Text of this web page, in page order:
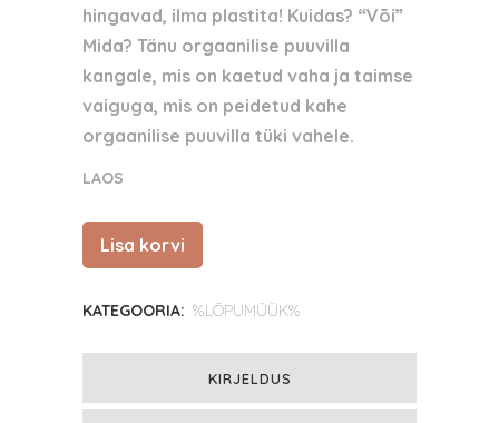
10.00 €. 5.50 €.
hingavad, ilma plastita! Kuidas? “Või”
Mida? Tänu orgaanilise puuvilla
kangale, mis on kaetud vaha ja taimse
vaiguga, mis on peidetud kahe
orgaanilise puuvilla tüki vahele.
LAOS
Cosse
lill
Lisa korvi
KATEGOORIA: %LÕPUMÜÜK%
KIRJELDUS